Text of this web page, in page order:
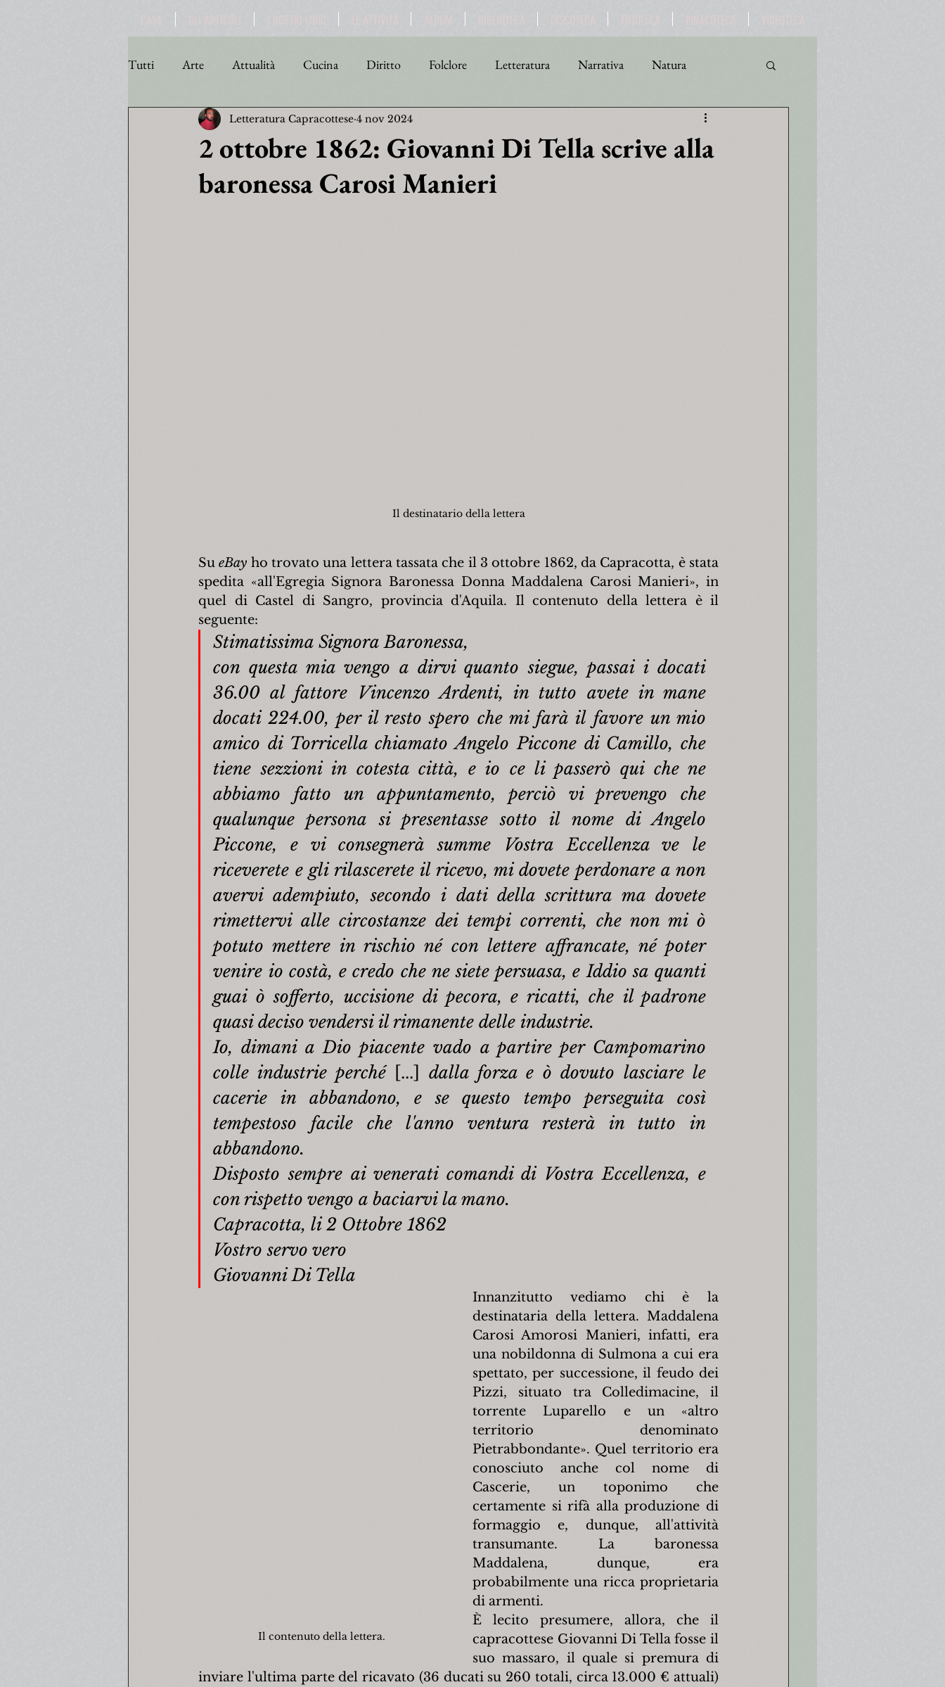
Tutti Arte Attualità Cucina Diritto Folclore Letteratura Narrativa Natura
Personaggi Poesia Politica Religione Turismo
2 ottobre 1862: Giovanni Di Tella scrive alla
baronessa Carosi Manieri
Letteratura Capracottese 4 nov 2024
Il destinatario della lettera
Su eBay ho trovato una lettera tassata che il 3 ottobre 1862, da Capracotta, è stata
spedita «all'Egregia Signora Baronessa Donna Maddalena Carosi Manieri», in
quel di Castel di Sangro, provincia d'Aquila. Il contenuto della lettera è il
seguente:
Stimatissima Signora Baronessa,
con questa mia vengo a dirvi quanto siegue, passai i docati
36.00 al fattore Vincenzo Ardenti, in tutto avete in mane
docati 224.00, per il resto spero che mi farà il favore un mio
amico di Torricella chiamato Angelo Piccone di Camillo, che
tiene sezzioni in cotesta città, e io ce li passerò qui che ne
abbiamo fatto un appuntamento, perciò vi prevengo che
qualunque persona si presentasse sotto il nome di Angelo
Piccone, e vi consegnerà summe Vostra Eccellenza ve le
riceverete e gli rilascerete il ricevo, mi dovete perdonare a non
avervi adempiuto, secondo i dati della scrittura ma dovete
rimettervi alle circostanze dei tempi correnti, che non mi ò
potuto mettere in rischio né con lettere affrancate, né poter
venire io costà, e credo che ne siete persuasa, e Iddio sa quanti
guai ò sofferto, uccisione di pecora, e ricatti, che il padrone
quasi deciso vendersi il rimanente delle industrie.
Io, dimani a Dio piacente vado a partire per Campomarino
colle industrie perché [...] dalla forza e ò dovuto lasciare le
cacerie in abbandono, e se questo tempo perseguita così
tempestoso facile che l'anno ventura resterà in tutto in
abbandono.
Disposto sempre ai venerati comandi di Vostra Eccellenza, e
con rispetto vengo a baciarvi la mano.
Capracotta, li 2 Ottobre 1862
Vostro servo vero
Giovanni Di Tella
Il contenuto della lettera.
Innanzitutto vediamo chi è la
destinataria della lettera. Maddalena
Carosi Amorosi Manieri, infatti, era
una nobildonna di Sulmona a cui era
spettato, per successione, il feudo dei
Pizzi, situato tra Colledimacine, il
torrente Luparello e un «altro
territorio denominato
Pietrabbondante». Quel territorio era
conosciuto anche col nome di
Cascerie, un toponimo che
certamente si rifà alla produzione di
formaggio e, dunque, all'attività
transumante. La baronessa
Maddalena, dunque, era
probabilmente una ricca proprietaria
di armenti.
È lecito presumere, allora, che il
capracottese Giovanni Di Tella fosse il
suo massaro, il quale si premura di
inviare l'ultima parte del ricavato (36 ducati su 260 totali, circa 13.000 € attuali)